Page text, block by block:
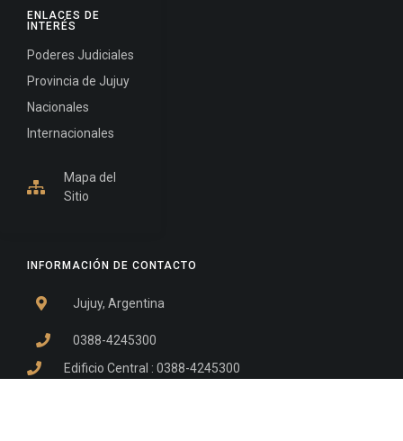
INFORMACIÓN DE CONTACTO
Jujuy, Argentina
0388-4245300
Edificio Central : 0388-4245300
ENLACES DE
INTERÉS
Poderes Judiciales
Provincia de Jujuy
Nacionales
Internacionales
Mapa del
Sitio